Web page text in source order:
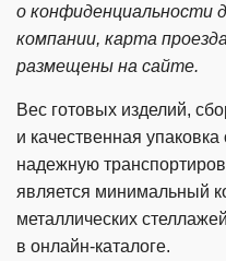
о конфиденциальности
компании, карта
размещены на сайте.
Вес готовых изделий,
и качественная
надежную
является минимальный
металлических
в онлайн-каталоге.